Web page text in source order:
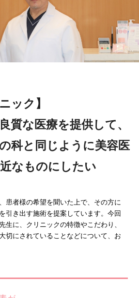
ック】
質な医療を提供して、
科と同じように美容医
なものにしたい
患者様の希望を聞いた上で、その方に
引き出す施術を提案しています。今回
生に、クリニックの特徴やこだわり、
切にされていることなどについて、お